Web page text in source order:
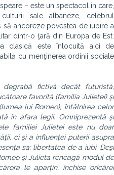
– este un spectacol în care,
sale albaneze, celebrul
să ancoreze povestea de iubire a
dintr-o ţară din Europa de Est.
clasică este înlocuită aici de
cu menţinerea ordinii sociale
degrabă fictivă decât futuristă,
favorită (familia Julietei) şi
lui Romeo), întâlnirea celor
în afara legii. Omniprezentă şi
familiei Julietei este nu doar
ci şi a influenţei puterii asupra
sa: libertatea de a iubi. Deşi
şi Julieta reneagă modul de
le aparţin, închise oricărei